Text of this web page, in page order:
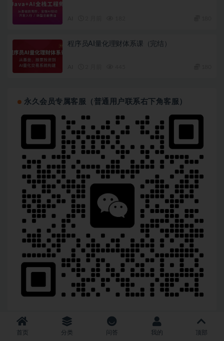
程序员AI量化理财体系课（完结）
永久会员专属客服（普通用户联系右下角客服）
超低价服务器
首页 分类 问答 我的 顶部